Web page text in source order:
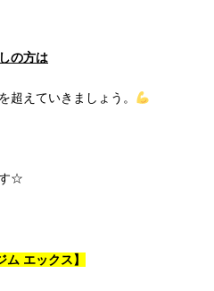
の方は
超えていきましょう。
す☆
エックス】